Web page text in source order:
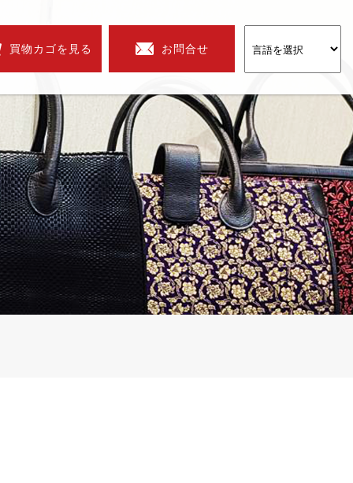
買物カゴを見る お問合せ